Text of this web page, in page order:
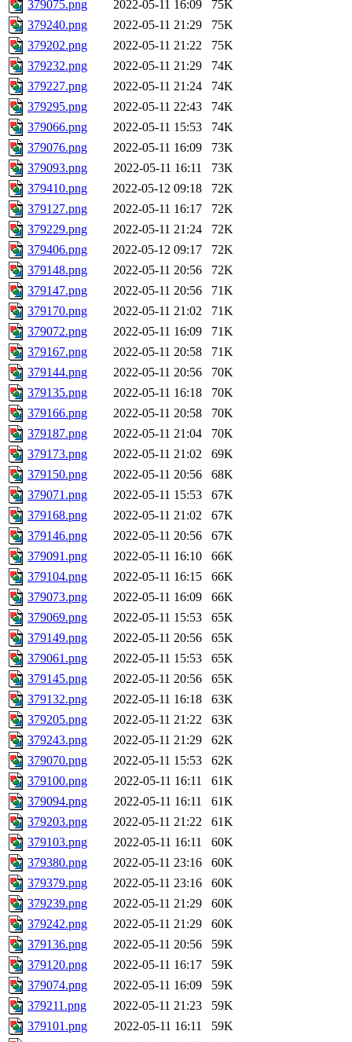
379075.png 2022-05-11 16:09
75K
379240.png
2022-05-11 21:29
75K
379202.png
2022-05-11 21:22
75K
379232.png
2022-05-11 21:29
74K
379227.png
2022-05-11 21:24
74K
379295.png
2022-05-11 22:43
74K
379066.png
2022-05-11 15:53
74K
379076.png
2022-05-11 16:09
73K
379093.png
2022-05-11 16:11
73K
379410.png
2022-05-12 09:18
72K
379127.png
2022-05-11 16:17
72K
379229.png
2022-05-11 21:24
72K
379406.png
2022-05-12 09:17
72K
379148.png
2022-05-11 20:56
72K
379147.png
2022-05-11 20:56
71K
379170.png
2022-05-11 21:02
71K
379072.png
2022-05-11 16:09
71K
379167.png
2022-05-11 20:58
71K
379144.png
2022-05-11 20:56
70K
379135.png
2022-05-11 16:18
70K
379166.png
2022-05-11 20:58
70K
379187.png
2022-05-11 21:04
70K
379173.png
2022-05-11 21:02
69K
379150.png
2022-05-11 20:56
68K
379071.png
2022-05-11 15:53
67K
379168.png
2022-05-11 21:02
67K
379146.png
2022-05-11 20:56
67K
379091.png
2022-05-11 16:10
66K
379104.png
2022-05-11 16:15
66K
379073.png
2022-05-11 16:09
66K
379069.png
2022-05-11 15:53
65K
379149.png
2022-05-11 20:56
65K
379061.png
2022-05-11 15:53
65K
379145.png
2022-05-11 20:56
65K
379132.png
2022-05-11 16:18
63K
379205.png
2022-05-11 21:22
63K
379243.png
2022-05-11 21:29
62K
379070.png
2022-05-11 15:53
62K
379100.png
2022-05-11 16:11
61K
379094.png
2022-05-11 16:11
61K
379203.png
2022-05-11 21:22
61K
379103.png
2022-05-11 16:11
60K
379380.png
2022-05-11 23:16
60K
379379.png
2022-05-11 23:16
60K
379239.png
2022-05-11 21:29
60K
379242.png
2022-05-11 21:29
60K
379136.png
2022-05-11 20:56
59K
379120.png
2022-05-11 16:17
59K
379074.png
2022-05-11 16:09
59K
379211.png
2022-05-11 21:23
59K
379101.png
2022-05-11 16:11
59K